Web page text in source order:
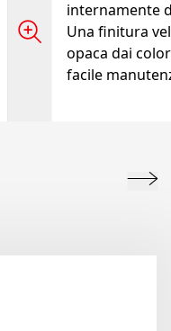
internamente
Una finitura
opaca dai
facile